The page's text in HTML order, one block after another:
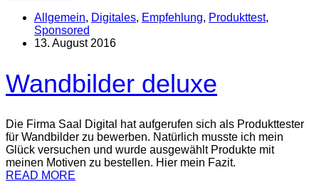
Allgemein, Digitales, Empfehlung, Produkttest,
Sponsored
13. August 2016
Wandbilder deluxe
Die Firma Saal Digital hat aufgerufen sich als Produkttester
für Wandbilder zu bewerben. Natürlich musste ich mein
Glück versuchen und wurde ausgewählt Produkte mit
meinen Motiven zu bestellen. Hier mein Fazit.
READ MORE